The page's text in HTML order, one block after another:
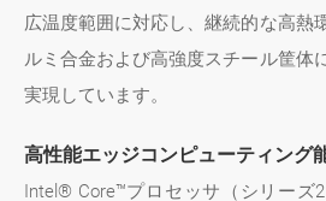
広温度範囲に対応し、継続的な高熱
ルミ合金および高強度スチール筐体
実現しています。
高性能エッジコンピューティング
Intel® Core™プロセッサ（シリーズ